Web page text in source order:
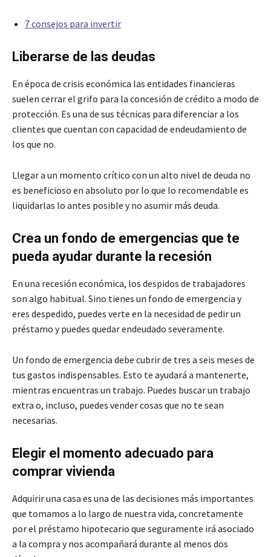
7 consejos para invertir
Liberarse de las deudas
En época de crisis económica las entidades financieras
suelen cerrar el grifo para la concesión de crédito a modo de
protección. Es una de sus técnicas para diferenciar a los
clientes que cuentan con capacidad de endeudamiento de
los que no.
Llegar a un momento crítico con un alto nivel de deuda no
es beneficioso en absoluto por lo que lo recomendable es
liquidarlas lo antes posible y no asumir más deuda.
Crea un fondo de emergencias que te
pueda ayudar durante la recesión
En una recesión económica, los despidos de trabajadores
son algo habitual. Sino tienes un fondo de emergencia y
eres despedido, puedes verte en la necesidad de pedir un
préstamo y puedes quedar endeudado severamente.
Un fondo de emergencia debe cubrir de tres a seis meses de
tus gastos indispensables. Esto te ayudará a mantenerte,
mientras encuentras un trabajo. Puedes buscar un trabajo
extra o, incluso, puedes vender cosas que no te sean
necesarias.
Elegir el momento adecuado para
comprar vivienda
Adquirir una casa es una de las decisiones más importantes
que tomamos a lo largo de nuestra vida, concretamente
por el préstamo hipotecario que seguramente irá asociado
a la compra y nos acompañará durante al menos dos